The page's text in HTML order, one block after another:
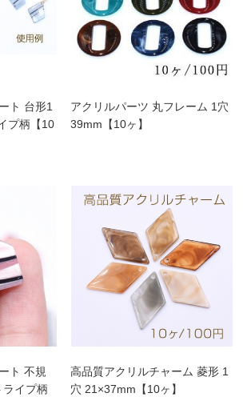
ト 台形1
プ柄【10
アクリルパーツ 丸フレーム 1穴
39mm【10ヶ】
ト 不規
イプ柄
高品質アクリルチャーム 菱形 1
穴 21×37mm【10ヶ】